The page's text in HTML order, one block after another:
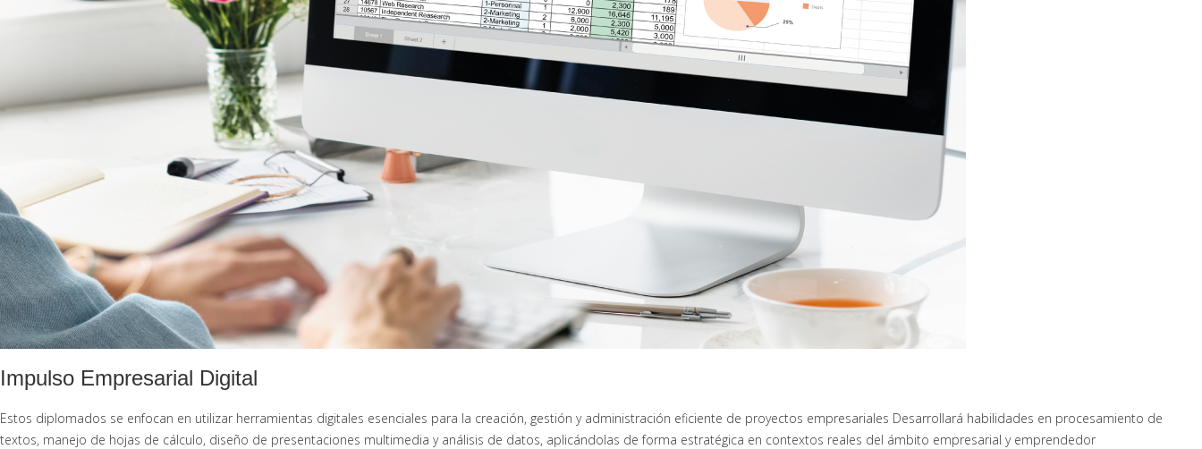
Impulso Empresarial Digital
Estos diplomados se enfocan en utilizar herramientas digitales esenciales para la creación, gestión y administración eficiente de proyectos empresariales Desarrollará habilidades en procesamiento de
textos, manejo de hojas de cálculo, diseño de presentaciones multimedia y análisis de datos, aplicándolas de forma estratégica en contextos reales del ámbito empresarial y emprendedor